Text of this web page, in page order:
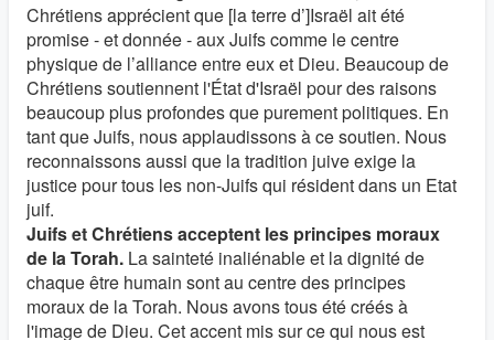
Chrétiens apprécient que [la terre d’]Israël ait été
promise - et donnée - aux Juifs comme le centre
physique de l’alliance entre eux et Dieu. Beaucoup de
Chrétiens soutiennent l'État d'Israël pour des raisons
beaucoup plus profondes que purement politiques. En
tant que Juifs, nous applaudissons à ce soutien. Nous
reconnaissons aussi que la tradition juive exige la
justice pour tous les non-Juifs qui résident dans un Etat
juif.
Juifs et Chrétiens acceptent les principes moraux
de la Torah. La sainteté inaliénable et la dignité de
chaque être humain sont au centre des principes
moraux de la Torah. Nous avons tous été créés à
l'image de Dieu. Cet accent mis sur ce qui nous est